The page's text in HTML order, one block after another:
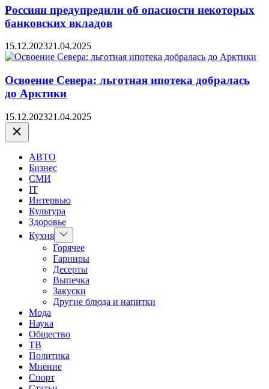
Россиян предупредили об опасности некоторых
банковских вкладов
15.12.202321.04.2025
Освоение Севера: льготная ипотека добралась
до Арктики
15.12.202321.04.2025
Закрыть
АВТО
Бизнес
СМИ
IT
Интервью
Культура
Здоровье
Кухня Показать
подменю
Горячее
Гарниры
Десерты
Выпечка
Закуски
Другие блюда и напитки
Мода
Наука
Общество
ТВ
Политика
Мнение
Спорт